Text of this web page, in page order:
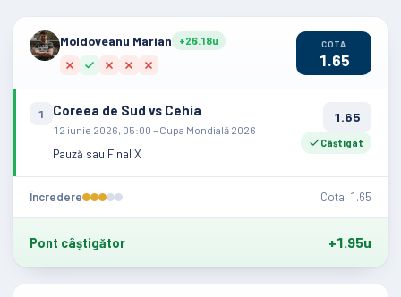
Moldoveanu Marian +26.18u COTA
1.65
1 Coreea de Sud vs Cehia
12 iunie 2026, 05:00 – Cupa Mondială 2026
Pauză sau Final X
1.65
Câștigat
Încredere Cota: 1.65
Pont câștigător +1.95u